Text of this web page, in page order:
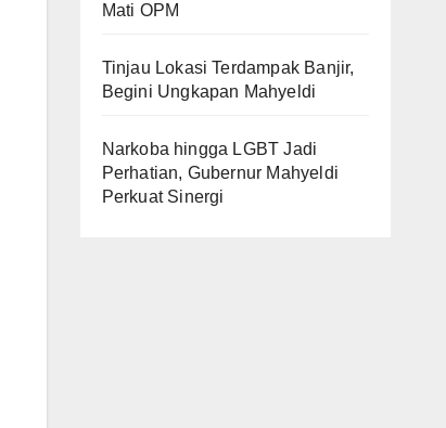
Mati OPM
Tinjau Lokasi Terdampak Banjir,
Begini Ungkapan Mahyeldi
Narkoba hingga LGBT Jadi
Perhatian, Gubernur Mahyeldi
Perkuat Sinergi